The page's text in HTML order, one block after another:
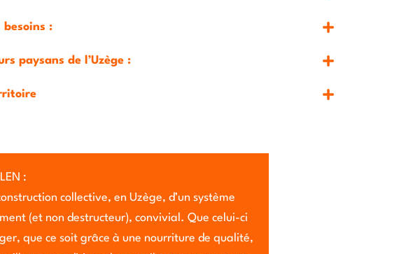
:
paysans de l’Uzège :
:
collective, en Uzège, d’un système
(et non destructeur), convivial. Que celui-ci
que ce soit grâce à une nourriture de qualité,